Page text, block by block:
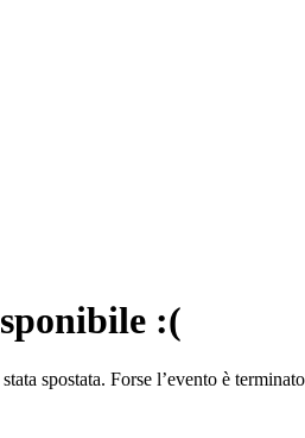
:(
spostata. Forse l’evento è